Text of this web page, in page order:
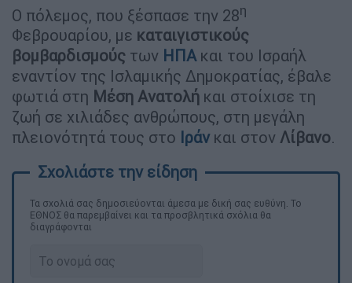
Ο πόλεμος, που ξέσπασε την 28η
Φεβρουαρίου, με καταιγιστικούς
βομβαρδισμούς των ΗΠΑ και του Ισραήλ
εναντίον της Ισλαμικής Δημοκρατίας, έβαλε
φωτιά στη Μέση Ανατολή και στοίχισε τη
ζωή σε χιλιάδες ανθρώπους, στη μεγάλη
πλειονότητά τους στο Ιράνκαι στον Λίβανο.
Τα σχολιά σας δημοσιεύονται άμεσα με δική σας ευθύνη. Το
ΕΘΝΟΣ θα παρεμβαίνει και τα προσβλητικά σχόλια θα
διαγράφονται